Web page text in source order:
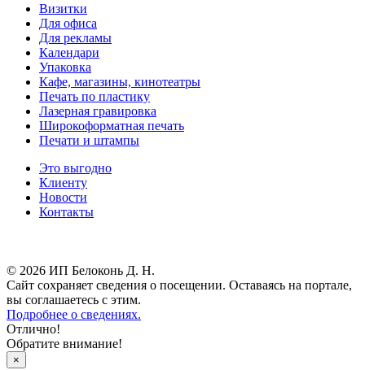
Визитки
Для офиса
Для рекламы
Календари
Упаковка
Кафе, магазины, кинотеатры
Печать по пластику
Лазерная гравировка
Широкоформатная печать
Печати и штампы
Это выгодно
Клиенту
Новости
Контакты
© 2026 ИП Белоконь Д. Н.
Сайт сохраняет сведения о посещении. Оставаясь на портале,
вы соглашаетесь с этим.
Подробнее о сведениях.
Отлично!
Обратите внимание!
×